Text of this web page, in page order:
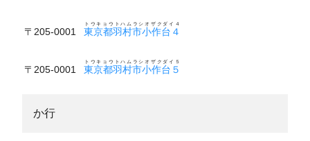
〒205-0001 東京都羽村市小作台４
トウキョウトハムラシオザクダイ４
〒205-0001 東京都羽村市小作台５
トウキョウトハムラシオザクダイ５
か行